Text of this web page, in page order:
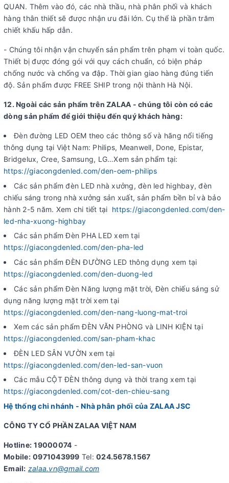
QUAN. Thêm vào đó, các nhà thầu, nhà phân phối và khách
hàng thân thiết sẽ được nhận ưu đãi lớn. Cụ thể là phần trăm
chiết khấu hấp dẫn.
- Chúng tôi nhận vận chuyển sản phẩm trên phạm vi toàn quốc.
Thiết bị được đóng gói với quy cách chuẩn, có biện pháp
chống nước và chống va đập. Thời gian giao hàng đúng tiến
độ. Sản phẩm được FREE SHIP trong nội thành Hà Nội.
12. Ngoài các sản phẩm trên ZALAA - chúng tôi còn có các
dòng sản phẩm để giới thiệu đến quý khách hàng:
Đèn đường LED OEM theo các thông số và hãng nổi tiếng
thông dụng tại Việt Nam: Philips, Meanwell, Done, Epistar,
Bridgelux, Cree, Samsung, LG…Xem sản phẩm tại:
https://giacongdenled.com/den-oem-philips
Các sản phẩm đèn LED nhà xưởng, đèn led highbay, đèn
chiếu sáng trong nhà xưởng sản xuất, sản phẩm bền bỉ và bảo
hành 2-5 năm. Xem chi tiết tại https://giacongdenled.com/den-
led-nha-xuong-highbay
Các sản phẩm Đèn PHA LED xem tại
https://giacongdenled.com/den-pha-led
Các sản phẩm ĐÈN ĐƯỜNG LED thông dụng xem tại
https://giacongdenled.com/den-duong-led
Các sản phẩm Đèn Năng lượng mặt trời, Đèn chiếu sáng sử
dụng năng lượng mặt trời xem tại
https://giacongdenled.com/den-nang-luong-mat-troi
Xem các sản phẩm ĐÈN VĂN PHÒNG và LINH KIỆN tại
https://giacongdenled.com/san-pham-khac
ĐÈN LED SÂN VƯỜN xem tại
https://giacongdenled.com/den-led-san-vuon
Các mẫu CỘT ĐÈN thông dụng và thời trang xem tại
https://giacongdenled.com/cot-den-chieu-sang
Hệ thống chi nhánh - Nhà phân phối của ZALAA JSC
CÔNG TY CỔ PHẦN ZALAA VIỆT NAM
Hotline: 19000074 -
Mobile: 0971043999 Tel: 024.5678.1567
Email: zalaa.vn@gmail.com